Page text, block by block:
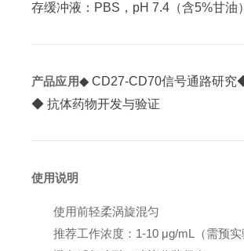
存缓冲液：PBS，pH 7.4（含5%甘油
产品应用◆ CD27-CD70信号通路研究
◆ 抗体药物开发与验证
使用说明
使用前轻柔涡旋混匀
推荐工作浓度：1-10 μg/mL（需预实